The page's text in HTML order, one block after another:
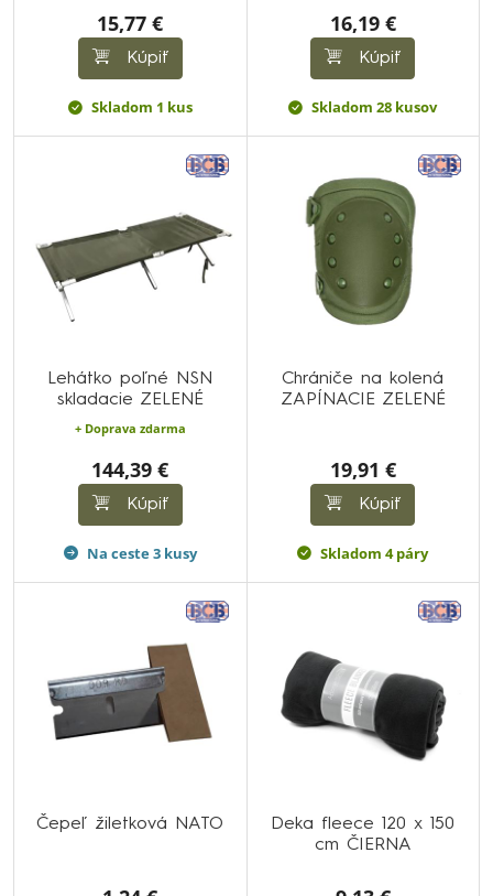
15,77 €
Kúpiť
Skladom 1 kus
16,19 €
Kúpiť
Skladom 28 kusov
Lehátko poľné NSN
skladacie ZELENÉ
+ Doprava zdarma
144,39 €
Kúpiť
Na ceste 3 kusy
Chrániče na kolená
ZAPÍNACIE ZELENÉ
19,91 €
Kúpiť
Skladom 4 páry
Čepeľ žiletková NATO
Deka fleece 120 x 150
cm ČIERNA